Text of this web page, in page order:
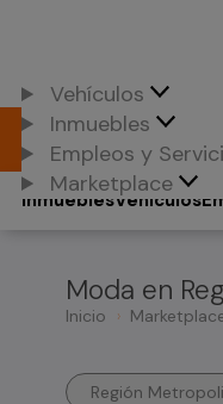
Vehículos
Inmuebles
Empleos y
Marketplace
Vehículos
Inmuebles
Moda en
Inicio
Región